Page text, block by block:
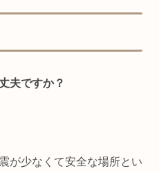
夫ですか？
が少なくて安全な場所とい